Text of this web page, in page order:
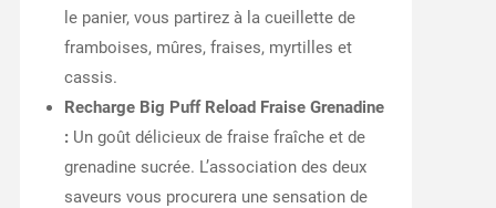
le panier, vous partirez à la cueillette de
framboises, mûres, fraises, myrtilles et
cassis.
Recharge Big Puff Reload Fraise Grenadine
:Un goût délicieux de fraise fraîche et de
grenadine sucrée. L’association des deux
saveurs vous procurera une sensation de